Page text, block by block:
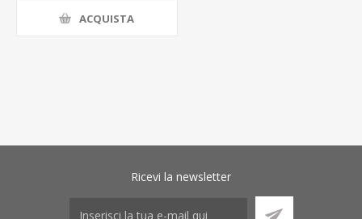
ACQUISTA
Ricevi la newsletter